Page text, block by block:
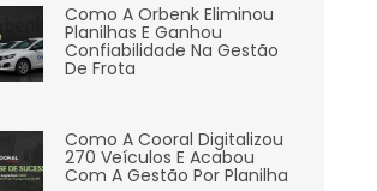
Como A Orbenk Eliminou
Planilhas E Ganhou
Confiabilidade Na Gestão
De Frota
Como A Cooral Digitalizou
270 Veículos E Acabou
Com A Gestão Por Planilha